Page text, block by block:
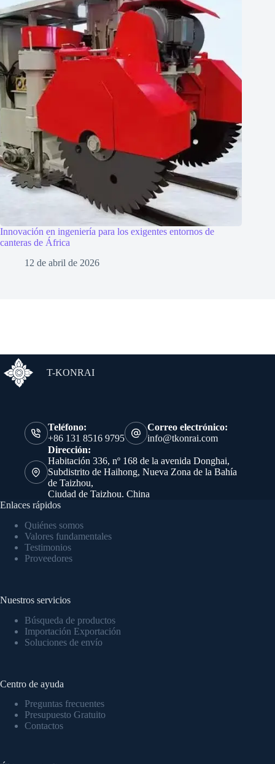
Innovación en ingeniería para los exigentes entornos de
canteras de África
12 de abril de 2026
T-KONRAI
Teléfono:
+86 131 8516 9795
Correo electrónico:
info@tkonrai.com
Dirección:
Habitación 336, nº 168 de la avenida Donghai,
Subdistrito de Haihong, Nueva Zona de la Bahía
de Taizhou,
Ciudad de Taizhou. China
Enlaces rápidos
Quiénes somos
Valores fundamentales
Testimonios
Proveedores
Nuestros servicios
Búsqueda de productos
Importación Exportación
Soluciones de envío
Centro de ayuda
Preguntas frecuentes
Presupuesto Gratuito
Contactos